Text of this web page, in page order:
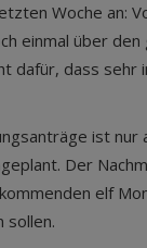
Woche an:
einmal über
dafür, dass
ist
Der
elf